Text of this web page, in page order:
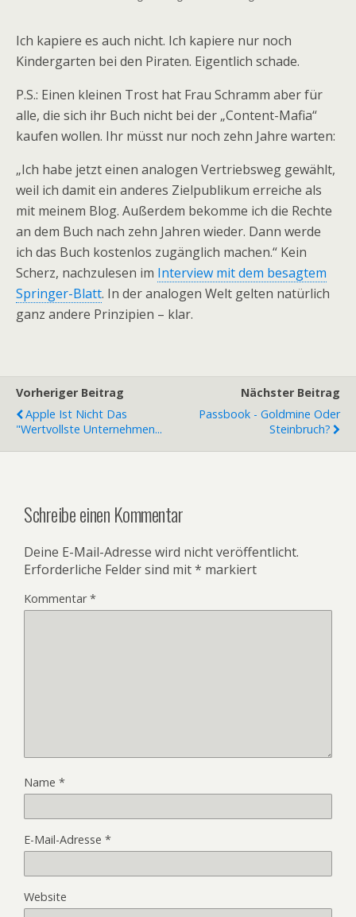
Ich kapiere es auch nicht. Ich kapiere nur noch
Kindergarten bei den Piraten. Eigentlich schade.
P.S.: Einen kleinen Trost hat Frau Schramm aber für
alle, die sich ihr Buch nicht bei der „Content-Mafia“
kaufen wollen. Ihr müsst nur noch zehn Jahre warten:
„Ich habe jetzt einen analogen Vertriebsweg gewählt,
weil ich damit ein anderes Zielpublikum erreiche als
mit meinem Blog. Außerdem bekomme ich die Rechte
an dem Buch nach zehn Jahren wieder. Dann werde
ich das Buch kostenlos zugänglich machen.“ Kein
Scherz, nachzulesen im Interview mit dem besagtem
Springer-Blatt. In der analogen Welt gelten natürlich
ganz andere Prinzipien – klar.
Vorheriger Beitrag
Apple Ist Nicht Das
"wertvollste Unternehmen...
Nächster Beitrag
Passbook - Goldmine Oder
Steinbruch?
Schreibe einen Kommentar
Deine E-Mail-Adresse wird nicht veröffentlicht.
Erforderliche Felder sind mit* markiert
Kommentar*
Name *
E-Mail-Adresse *
Website